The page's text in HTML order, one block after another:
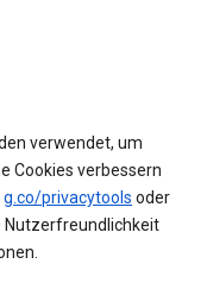
verwendet, um
Cookies verbessern
g.co/privacytools oder
Nutzerfreundlichkeit